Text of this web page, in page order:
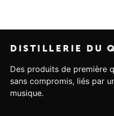
DISTILLERIE DU
Des produits de première
sans compromis, liés par
musique.